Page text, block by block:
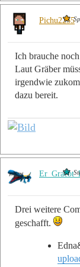
Ich brauche
Laut Gräber
irgendwie
dazu bereit.
Pichu2255
Drei weitere
geschafft.